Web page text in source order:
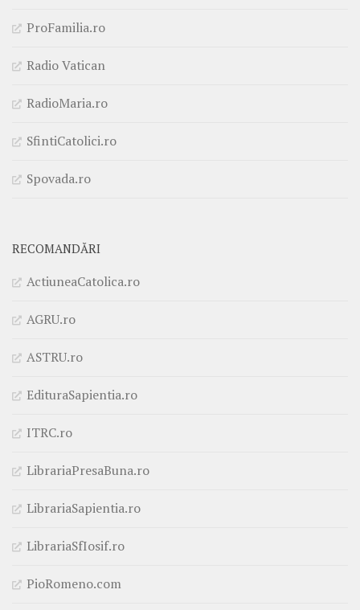
ProFamilia.ro
Radio Vatican
RadioMaria.ro
SfintiCatolici.ro
Spovada.ro
RECOMANDĂRI
ActiuneaCatolica.ro
AGRU.ro
ASTRU.ro
EdituraSapientia.ro
ITRC.ro
LibrariaPresaBuna.ro
LibrariaSapientia.ro
LibrariaSfIosif.ro
PioRomeno.com